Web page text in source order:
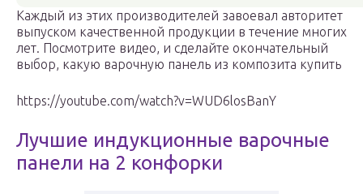
Каждый из этих производителей завоевал авторитет
выпуском качественной продукции в течение многих
лет. Посмотрите видео, и сделайте окончательный
выбор, какую варочную панель из композита купить
https://youtube.com/watch?v=WUD6losBanY
Лучшие индукционные варочные
панели на 2 конфорки